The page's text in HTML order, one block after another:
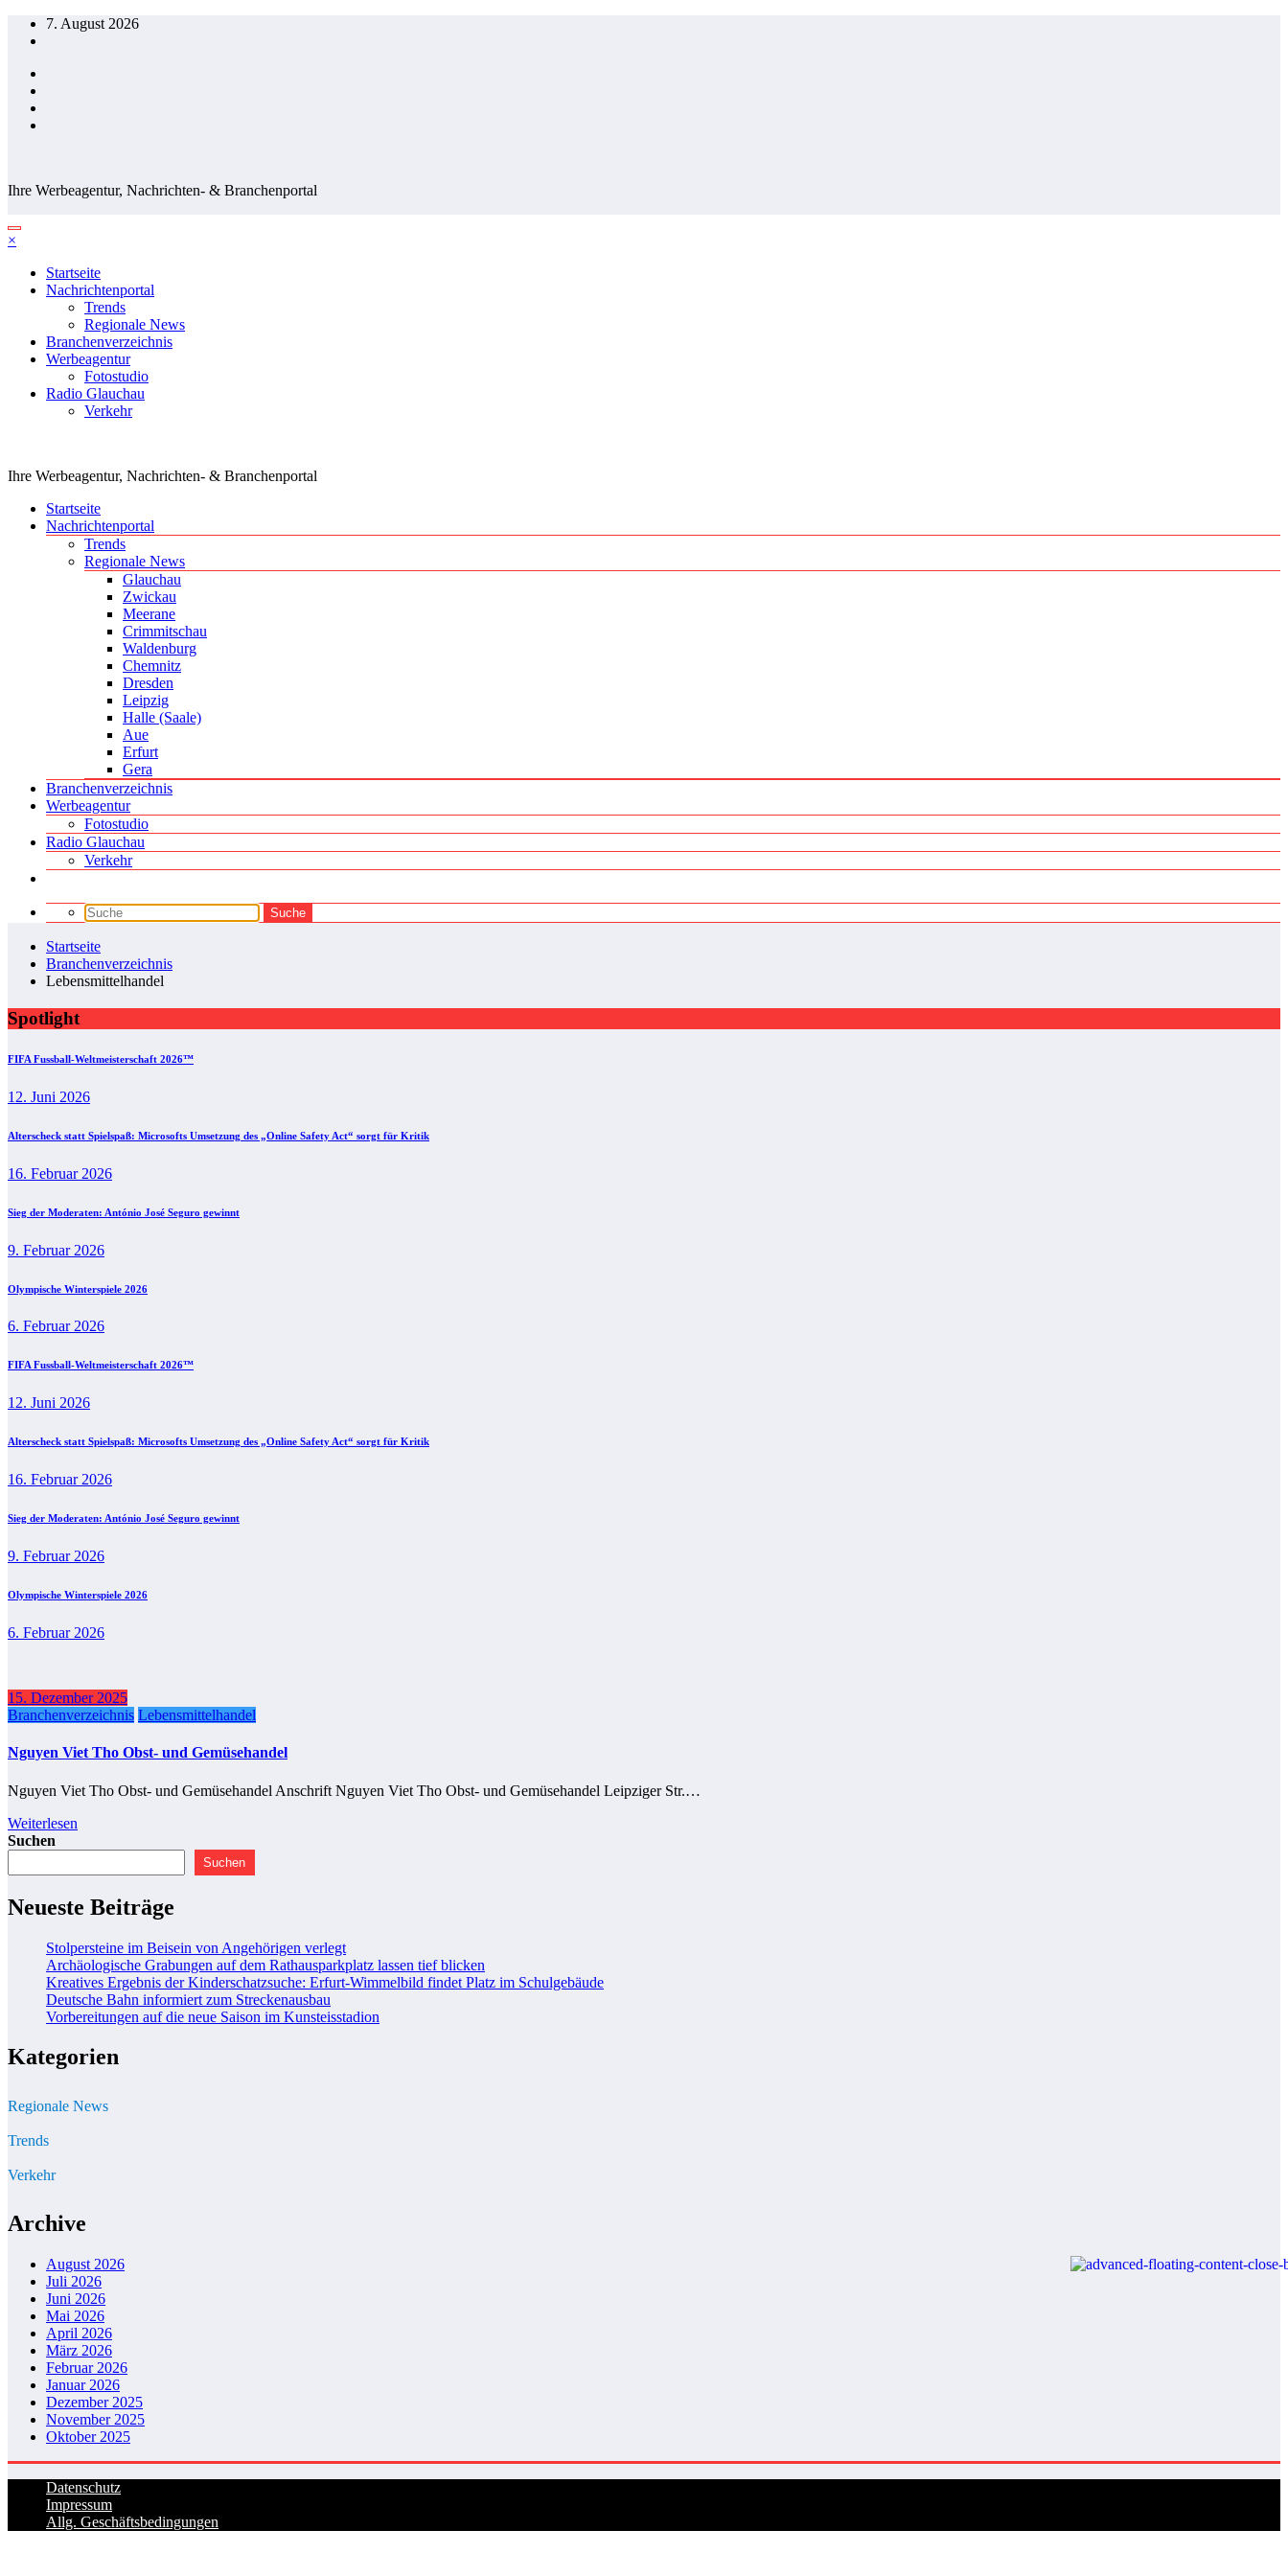
Zum
Inhalt
7. August 2026
Ihre Werbeagentur, Nachrichten- & Branchenportal
×
Startseite
Nachrichtenportal
Trends
Regionale News
Branchenverzeichnis
Werbeagentur
Fotostudio
Radio Glauchau
Verkehr
Ihre Werbeagentur, Nachrichten- & Branchenportal
Startseite
Nachrichtenportal
Trends
Regionale News
Glauchau
Zwickau
Meerane
Crimmitschau
Waldenburg
Chemnitz
Dresden
Leipzig
Halle (Saale)
Aue
Erfurt
Gera
Branchenverzeichnis
Werbeagentur
Fotostudio
Radio Glauchau
Verkehr
Startseite
Branchenverzeichnis
Lebensmittelhandel
Spotlight
FIFA Fussball-Weltmeisterschaft 2026™
12. Juni 2026
Alterscheck statt Spielspaß: Microsofts Umsetzung des „Online Safety Act“ sorgt für Kritik
16. Februar 2026
Sieg der Moderaten: António José Seguro gewinnt
9. Februar 2026
Olympische Winterspiele 2026
6. Februar 2026
FIFA Fussball-Weltmeisterschaft 2026™
12. Juni 2026
Alterscheck statt Spielspaß: Microsofts Umsetzung des „Online Safety Act“ sorgt für Kritik
16. Februar 2026
Sieg der Moderaten: António José Seguro gewinnt
9. Februar 2026
Olympische Winterspiele 2026
6. Februar 2026
15. Dezember 2025
Branchenverzeichnis Lebensmittelhandel
Nguyen Viet Tho Obst- und Gemüsehandel
Nguyen Viet Tho Obst- und Gemüsehandel Anschrift Nguyen Viet Tho Obst- und Gemüsehandel Leipziger Str.…
Weiterlesen
Suchen
Suchen
Neueste Beiträge
Stolpersteine im Beisein von Angehörigen verlegt
Archäologische Grabungen auf dem Rathausparkplatz lassen tief blicken
Kreatives Ergebnis der Kinderschatzsuche: Erfurt-Wimmelbild findet Platz im Schulgebäude
Deutsche Bahn informiert zum Streckenausbau
Vorbereitungen auf die neue Saison im Kunsteisstadion
Kategorien
Regionale News
Trends
Verkehr
Archive
August 2026
Juli 2026
Juni 2026
Mai 2026
April 2026
März 2026
Februar 2026
Januar 2026
Dezember 2025
November 2025
Oktober 2025
Datenschutz
Impressum
Allg. Geschäftsbedingungen